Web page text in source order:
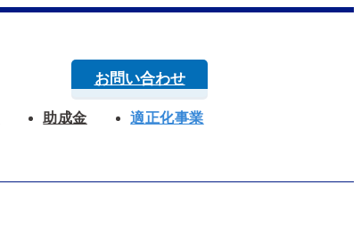
お問い合わせ
助成金 適正化事業